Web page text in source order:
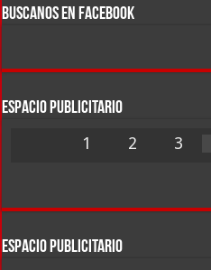
BUSCANOS EN FACEBOOK
ESPACIO PUBLICITARIO
1 2 3
ESPACIO PUBLICITARIO